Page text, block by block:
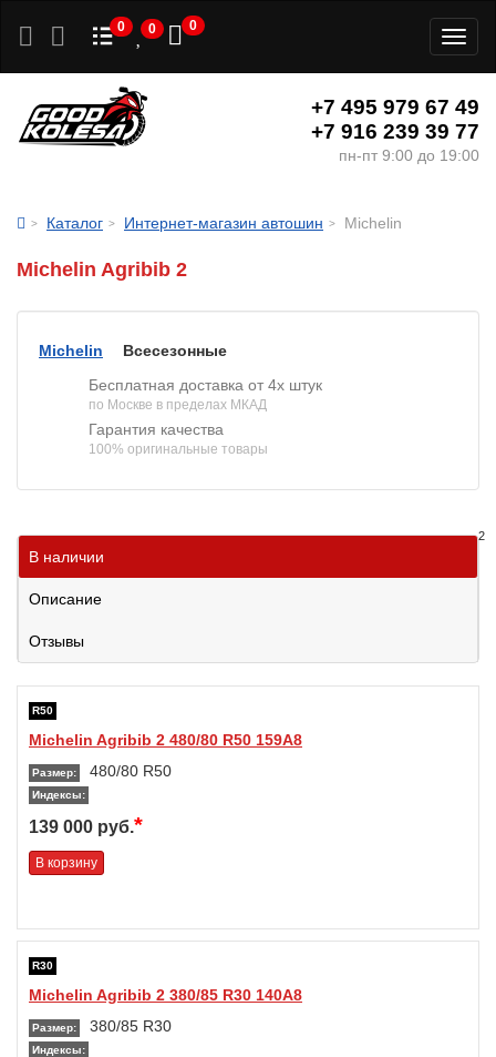
0 0 0
+7 495 979 67 49
+7 916 239 39 77
пн-пт 9:00 до 19:00
Каталог Интернет-магазин автошин Michelin
Michelin Agribib 2
Michelin
Всесезонные
Бесплатная доставка от 4х штук
по Москве в пределах МКАД
Гарантия качества
100% оригинальные товары
В наличии
2
Описание
Отзывы
R50
Michelin Agribib 2 480/80 R50 159A8
Размер: 480/80 R50
Индексы:
139 000 руб.*
В корзину
R30
Michelin Agribib 2 380/85 R30 140A8
Размер: 380/85 R30
Индексы: